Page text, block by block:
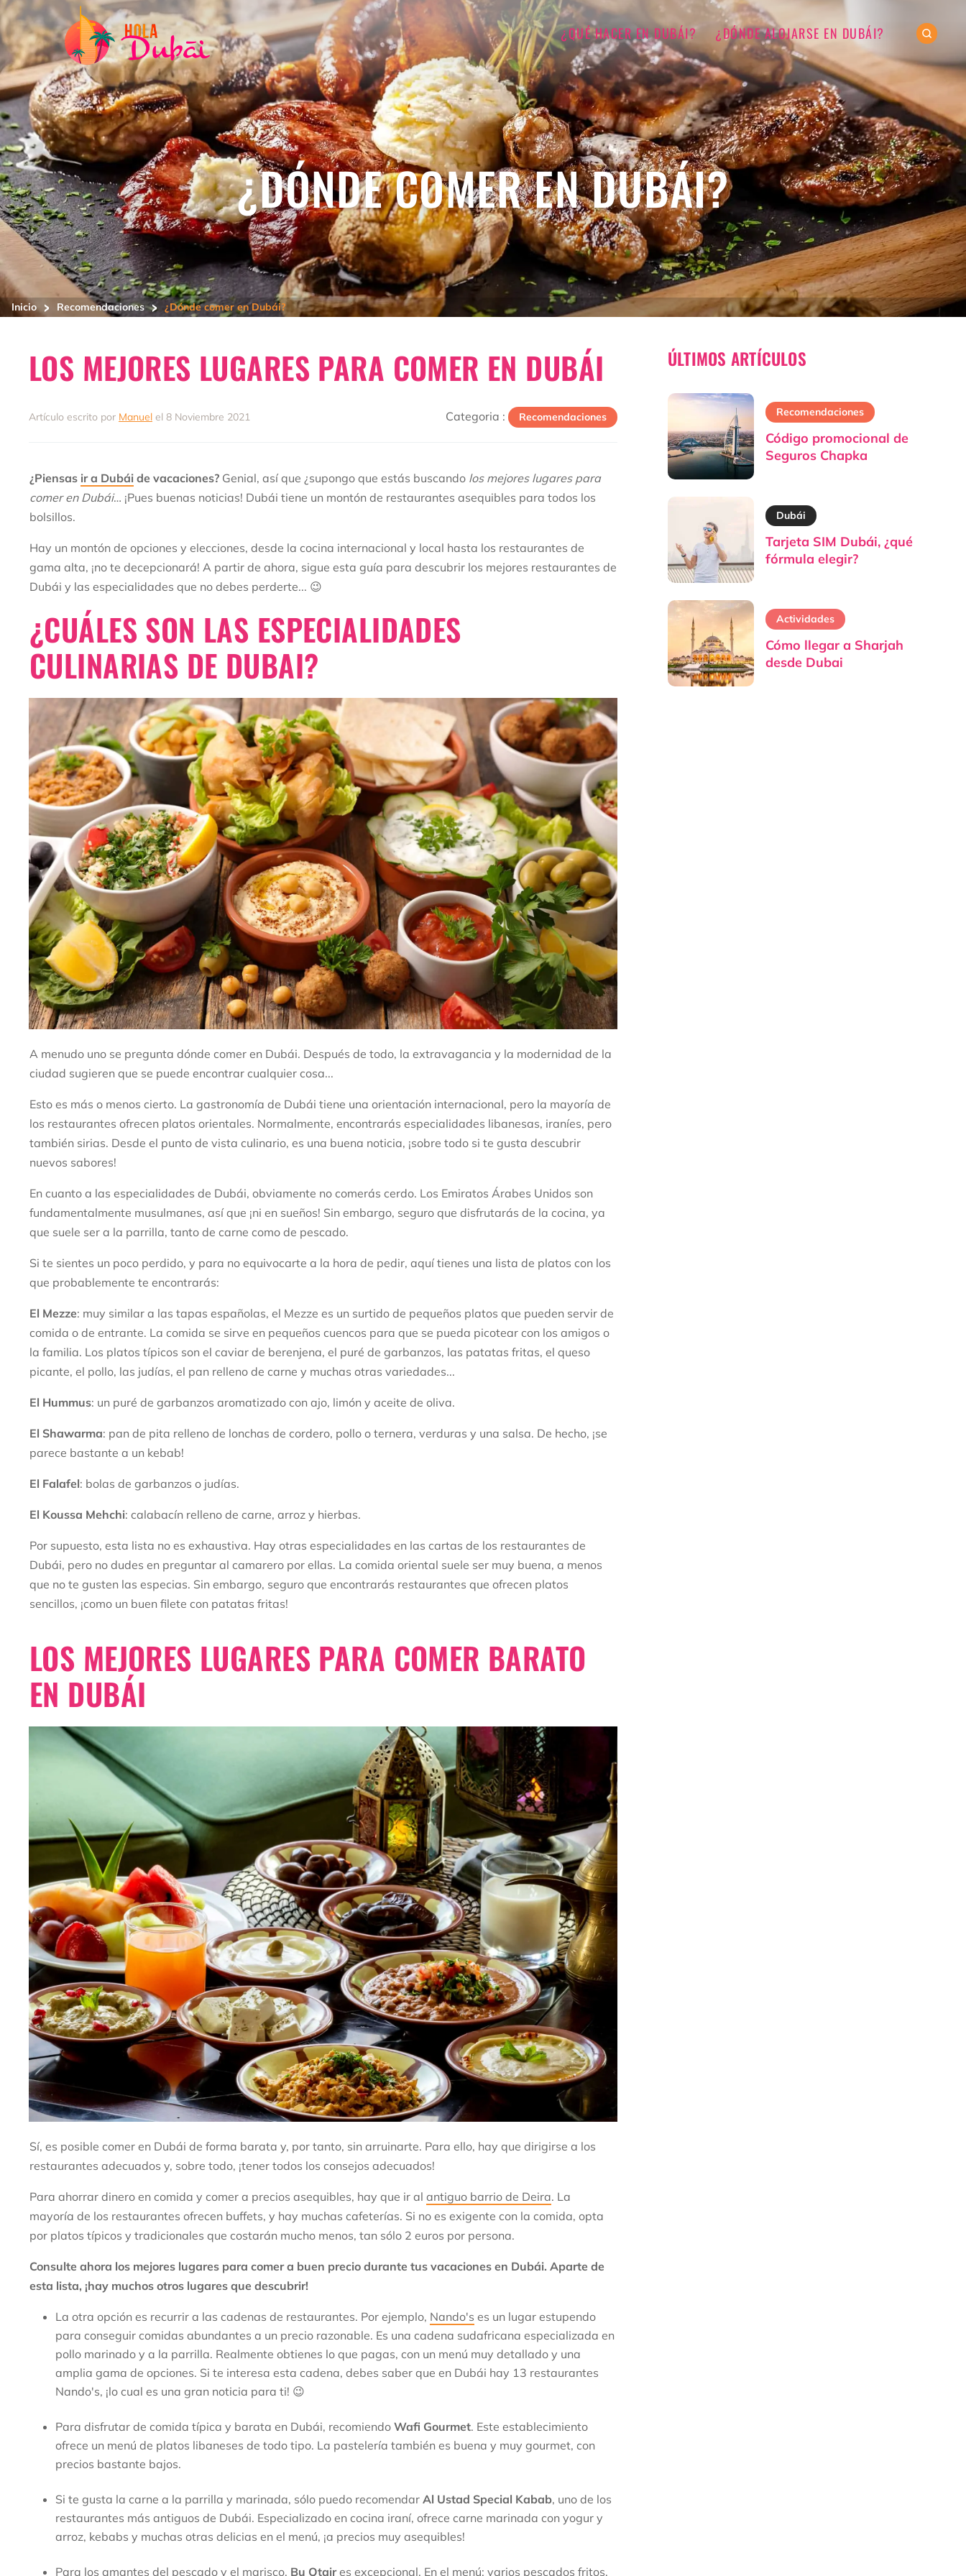
¿QUÉ HACER EN DUBÁI? ¿DÓNDE ALOJARSE EN DUBÁI?
¿DÓNDE COMER EN DUBÁI?
Inicio > Recomendaciones > ¿Dónde comer en Dubái?
LOS MEJORES LUGARES PARA COMER EN DUBÁI
Artículo escrito por Manuel el 8 Noviembre 2021 Categoria : Recomendaciones
¿Piensas ir a Dubái de vacaciones? Genial, así que ¿supongo que estás buscando los mejores lugares para
comer en Dubái… ¡Pues buenas noticias! Dubái tiene un montón de restaurantes asequibles para todos los
bolsillos.
Hay un montón de opciones y elecciones, desde la cocina internacional y local hasta los restaurantes de
gama alta, ¡no te decepcionará! A partir de ahora, sigue esta guía para descubrir los mejores restaurantes de
Dubái y las especialidades que no debes perderte... 😉
¿CUÁLES SON LAS ESPECIALIDADES
CULINARIAS DE DUBAI?
A menudo uno se pregunta dónde comer en Dubái. Después de todo, la extravagancia y la modernidad de la
ciudad sugieren que se puede encontrar cualquier cosa...
Esto es más o menos cierto. La gastronomía de Dubái tiene una orientación internacional, pero la mayoría de
los restaurantes ofrecen platos orientales. Normalmente, encontrarás especialidades libanesas, iraníes, pero
también sirias. Desde el punto de vista culinario, es una buena noticia, ¡sobre todo si te gusta descubrir
nuevos sabores!
En cuanto a las especialidades de Dubái, obviamente no comerás cerdo. Los Emiratos Árabes Unidos son
fundamentalmente musulmanes, así que ¡ni en sueños! Sin embargo, seguro que disfrutarás de la cocina, ya
que suele ser a la parrilla, tanto de carne como de pescado.
Si te sientes un poco perdido, y para no equivocarte a la hora de pedir, aquí tienes una lista de platos con los
que probablemente te encontrarás:
El Mezze: muy similar a las tapas españolas, el Mezze es un surtido de pequeños platos que pueden servir de
comida o de entrante. La comida se sirve en pequeños cuencos para que se pueda picotear con los amigos o
la familia. Los platos típicos son el caviar de berenjena, el puré de garbanzos, las patatas fritas, el queso
picante, el pollo, las judías, el pan relleno de carne y muchas otras variedades...
El Hummus: un puré de garbanzos aromatizado con ajo, limón y aceite de oliva.
El Shawarma: pan de pita relleno de lonchas de cordero, pollo o ternera, verduras y una salsa. De hecho, ¡se
parece bastante a un kebab!
El Falafel: bolas de garbanzos o judías.
El Koussa Mehchi: calabacín relleno de carne, arroz y hierbas.
Por supuesto, esta lista no es exhaustiva. Hay otras especialidades en las cartas de los restaurantes de
Dubái, pero no dudes en preguntar al camarero por ellas. La comida oriental suele ser muy buena, a menos
que no te gusten las especias. Sin embargo, seguro que encontrarás restaurantes que ofrecen platos
sencillos, ¡como un buen filete con patatas fritas!
LOS MEJORES LUGARES PARA COMER BARATO
EN DUBÁI
Sí, es posible comer en Dubái de forma barata y, por tanto, sin arruinarte. Para ello, hay que dirigirse a los
restaurantes adecuados y, sobre todo, ¡tener todos los consejos adecuados!
Para ahorrar dinero en comida y comer a precios asequibles, hay que ir al antiguo barrio de Deira. La
mayoría de los restaurantes ofrecen buffets, y hay muchas cafeterías. Si no es exigente con la comida, opta
por platos típicos y tradicionales que costarán mucho menos, tan sólo 2 euros por persona.
Consulte ahora los mejores lugares para comer a buen precio durante tus vacaciones en Dubái. Aparte de
esta lista, ¡hay muchos otros lugares que descubrir!
La otra opción es recurrir a las cadenas de restaurantes. Por ejemplo, Nando's es un lugar estupendo
para conseguir comidas abundantes a un precio razonable. Es una cadena sudafricana especializada en
pollo marinado y a la parrilla. Realmente obtienes lo que pagas, con un menú muy detallado y una
amplia gama de opciones. Si te interesa esta cadena, debes saber que en Dubái hay 13 restaurantes
Nando's, ¡lo cual es una gran noticia para ti! 😉
Para disfrutar de comida típica y barata en Dubái, recomiendo Wafi Gourmet. Este establecimiento
ofrece un menú de platos libaneses de todo tipo. La pastelería también es buena y muy gourmet, con
precios bastante bajos.
Si te gusta la carne a la parrilla y marinada, sólo puedo recomendar Al Ustad Special Kabab, uno de los
restaurantes más antiguos de Dubái. Especializado en cocina iraní, ofrece carne marinada con yogur y
arroz, kebabs y muchas otras delicias en el menú, ¡a precios muy asequibles!
Para los amantes del pescado y el marisco, Bu Qtaires excepcional. En el menú: varios pescados fritos,
ÚLTIMOS ARTÍCULOS
Recomendaciones
Código promocional de
Seguros Chapka
Dubái
Tarjeta SIM Dubái, ¿qué
fórmula elegir?
Actividades
Cómo llegar a Sharjah
desde Dubai